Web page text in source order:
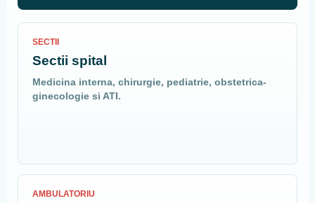
SECTII
Sectii spital
Medicina interna, chirurgie, pediatrie, obstetrica-
ginecologie si ATI.
AMBULATORIU